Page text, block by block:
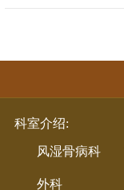
科室介绍:
风湿骨病科
外科